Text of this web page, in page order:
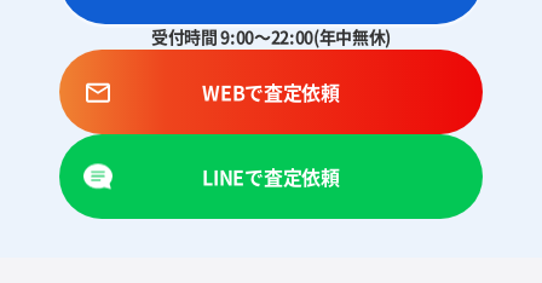
受付時間 9:00～22:00(年中無休)
WEBで査定依頼
LINEで査定依頼